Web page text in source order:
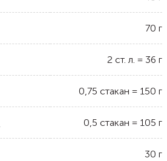
70 г
2 ст. л. = 36 г
0,75 стакан = 150 г
0,5 стакан = 105 г
30 г